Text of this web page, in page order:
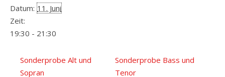
Datum: 11. Juni
Zeit:
19:30 - 21:30
Sonderprobe Alt und
Sopran
Sonderprobe Bass und
Tenor